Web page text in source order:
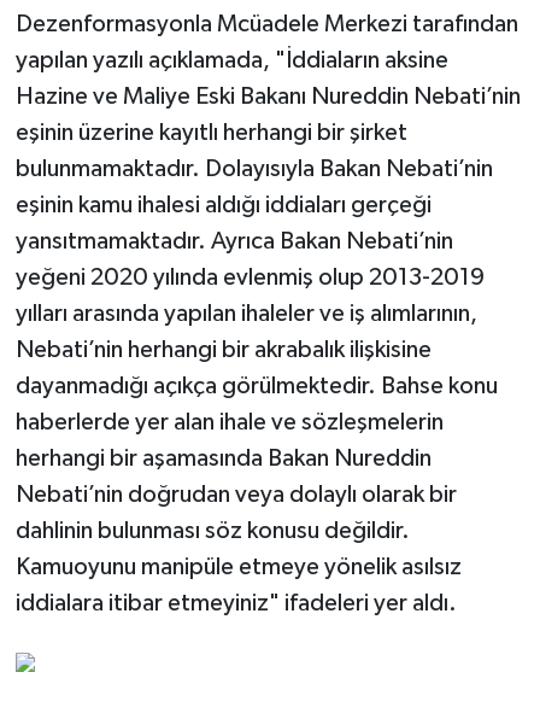
Dezenformasyonla Mcüadele Merkezi tarafından
yapılan yazılı açıklamada, "İddiaların aksine
Hazine ve Maliye Eski Bakanı Nureddin Nebati’nin
eşinin üzerine kayıtlı herhangi bir şirket
bulunmamaktadır. Dolayısıyla Bakan Nebati’nin
eşinin kamu ihalesi aldığı iddiaları gerçeği
yansıtmamaktadır. Ayrıca Bakan Nebati’nin
yeğeni 2020 yılında evlenmiş olup 2013-2019
yılları arasında yapılan ihaleler ve iş alımlarının,
Nebati’nin herhangi bir akrabalık ilişkisine
dayanmadığı açıkça görülmektedir. Bahse konu
haberlerde yer alan ihale ve sözleşmelerin
herhangi bir aşamasında Bakan Nureddin
Nebati’nin doğrudan veya dolaylı olarak bir
dahlinin bulunması söz konusu değildir.
Kamuoyunu manipüle etmeye yönelik asılsız
iddialara itibar etmeyiniz" ifadeleri yer aldı.